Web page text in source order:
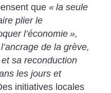
que« la seule
plier le
l’économie »,
de la grève,
sa reconduction
les jours et
initiatives locales